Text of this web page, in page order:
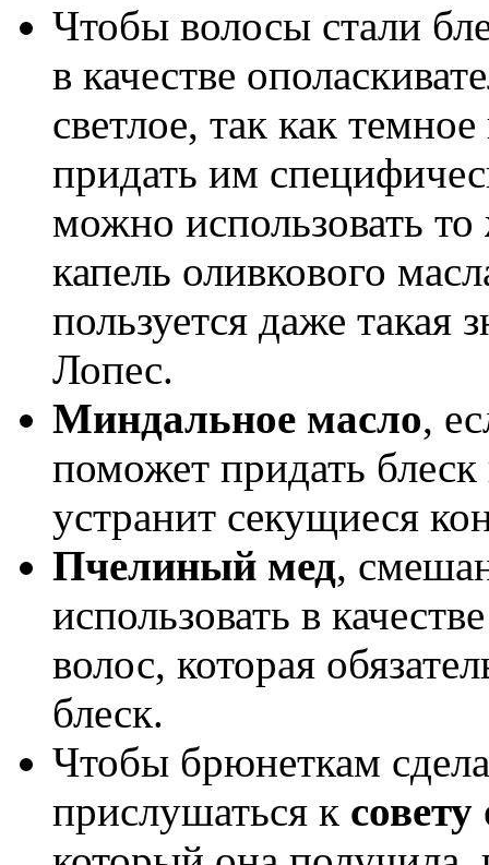
Чтобы волосы стали
в качестве
светлое, так как
придать им
можно использовать
капель оливкового
пользуется даже такая
Лопес.
Миндальное масло,
поможет придать
устранит секущиеся
Пчелиный мед,
использовать в
волос, которая
блеск.
Чтобы брюнеткам
прислушаться к